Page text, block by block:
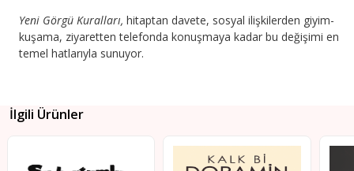
Yeni Görgü Kuralları, hitaptan davete, sosyal ilişkilerden giyim-
kuşama, ziyaretten telefonda konuşmaya kadar bu değişimi en
temel hatlarıyla sunuyor.
İlgili Ürünler